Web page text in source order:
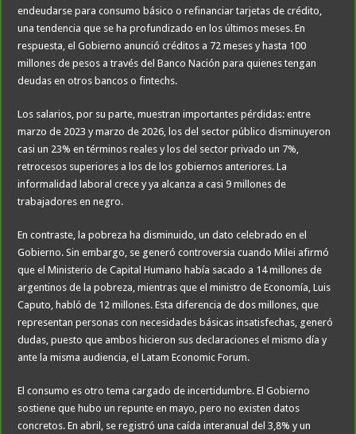
endeudarse para consumo básico o refinanciar tarjetas de crédito,
una tendencia que se ha profundizado en los últimos meses. En
respuesta, el Gobierno anunció créditos a 72 meses y hasta 100
millones de pesos a través del Banco Nación para quienes tengan
deudas en otros bancos o fintechs.
Los salarios, por su parte, muestran importantes pérdidas: entre
marzo de 2023 y marzo de 2026, los del sector público disminuyeron
casi un 23% en términos reales y los del sector privado un 7%,
retrocesos superiores a los de los gobiernos anteriores. La
informalidad laboral crece y ya alcanza a casi 9 millones de
trabajadores en negro.
En contraste, la pobreza ha disminuido, un dato celebrado en el
Gobierno. Sin embargo, se generó controversia cuando Milei afirmó
que el Ministerio de Capital Humano había sacado a 14 millones de
argentinos de la pobreza, mientras que el ministro de Economía, Luis
Caputo, habló de 12 millones. Esta diferencia de dos millones, que
representan personas con necesidades básicas insatisfechas, generó
dudas, puesto que ambos hicieron sus declaraciones el mismo día y
ante la misma audiencia, el Latam Economic Forum.
El consumo es otro tema cargado de incertidumbre. El Gobierno
sostiene que hubo un repunte en mayo, pero no existen datos
concretos. En abril, se registró una caída interanual del 3,8% y un